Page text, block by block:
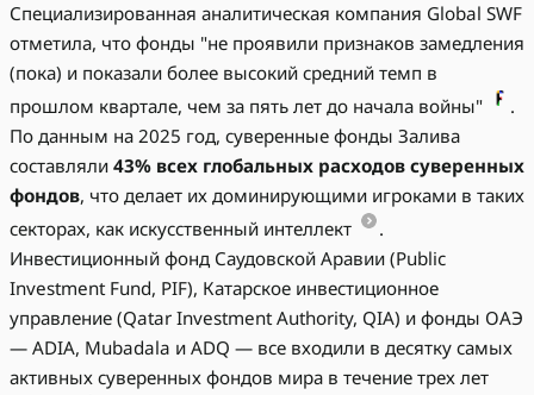
Специализированная аналитическая компания Global SWF
отметила, что фонды "не проявили признаков замедления
(пока) и показали более высокий средний темп в
прошлом квартале, чем за пять лет до начала войны"
.
По данным на 2025 год, суверенные фонды Залива
составляли 43% всех глобальных расходов суверенных
фондов, что делает их доминирующими игроками в таких
секторах, как искусственный интеллект
.
Инвестиционный фонд Саудовской Аравии (Public
Investment Fund, PIF), Катарское инвестиционное
управление (Qatar Investment Authority, QIA) и фонды ОАЭ
— ADIA, Mubadala и ADQ — все входили в десятку самых
активных суверенных фондов мира в течение трех лет